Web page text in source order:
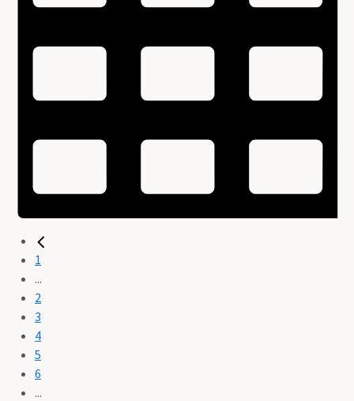
1
...
2
3
4
5
6
...